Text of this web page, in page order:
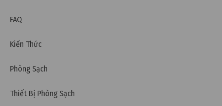
FAQ
Kiến Thức
Phòng Sạch
Thiết Bị Phòng Sạch